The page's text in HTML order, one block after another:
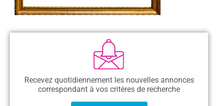
Recevez quotidiennement les nouvelles annonces
correspondant à vos critères de recherche